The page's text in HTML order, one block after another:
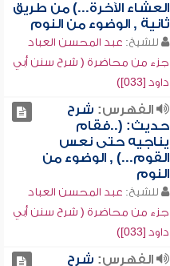
العشاء الآخرة...) من طريق
ثانية , الوضوء من النوم
للشيخ: عبد المحسن العباد
جزء من محاضرة ( شرح سنن أبي
داود [033])
الفهرس: شرح
حديث: (..فقام
يناجيه حتى نعس
القوم...) , الوضوء من
النوم
للشيخ: عبد المحسن العباد
جزء من محاضرة ( شرح سنن أبي
داود [033])
الفهرس: شرح